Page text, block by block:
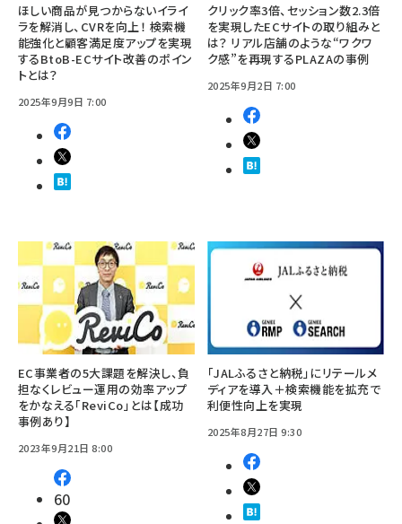
ほしい商品が見つからないイライ
ラを解消し、CVRを向上！ 検索機
能強化と顧客満足度アップを実現
するBtoB-ECサイト改善のポイン
トとは？
2025年9月9日 7:00
クリック率3倍、セッション数2.3倍
を実現したECサイトの取り組みと
は？ リアル店舗のような“ワクワ
ク感”を再現するPLAZAの事例
2025年9月2日 7:00
EC事業者の5大課題を解決し、負
担なくレビュー運用の効率アップ
をかなえる「ReviCo」とは【成功
事例あり】
2023年9月21日 8:00
60
「JALふるさと納税」にリテールメ
ディアを導入＋検索機能を拡充で
利便性向上を実現
2025年8月27日 9:30